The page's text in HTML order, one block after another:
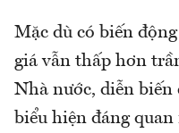
Mặc dù có biến
giá vẫn thấp hơn
Nhà nước, diễn biến
biểu hiện đáng quan